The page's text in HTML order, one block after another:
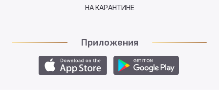
НА КАРАНТИНЕ
Приложения